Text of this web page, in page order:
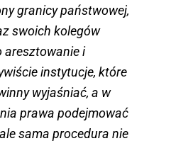
granicy państwowej,
swoich kolegów
aresztowanie i
instytucje, które
wyjaśniać, a w
prawa podejmować
sama procedura nie